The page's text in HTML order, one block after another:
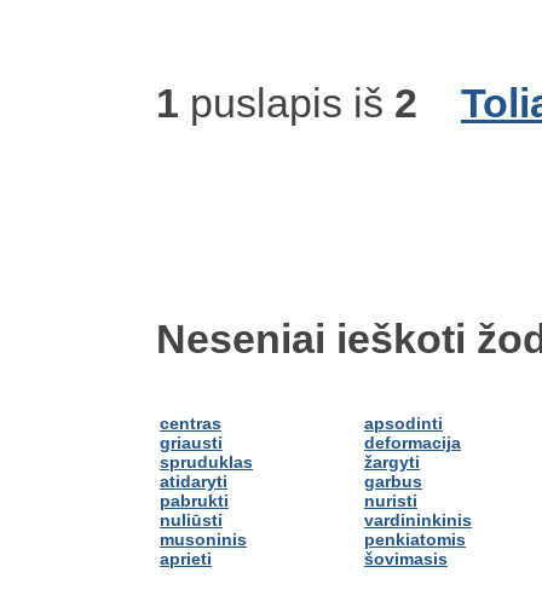
1 puslapis iš 2
Neseniai ieškoti
centras
griausti
spruduklas
atidaryti
pabrukti
nuliūsti
musoninis
aprieti
apsodinti
deformacija
žargyti
garbus
nuristi
vardininkinis
penkiatomis
šovimasis